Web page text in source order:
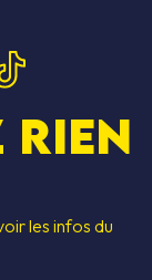
rien
les infos du